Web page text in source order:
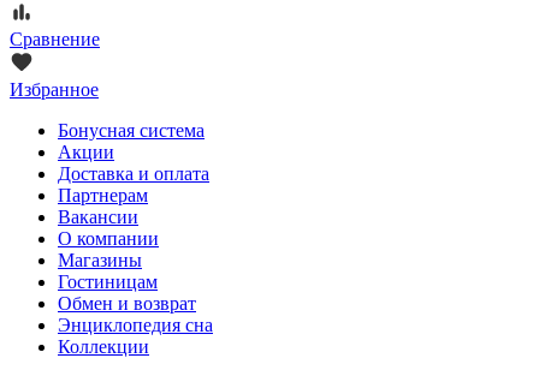
Сравнение
Избранное
Бонусная система
Акции
Доставка и оплата
Партнерам
Вакансии
О компании
Магазины
Гостиницам
Обмен и возврат
Энциклопедия сна
Коллекции